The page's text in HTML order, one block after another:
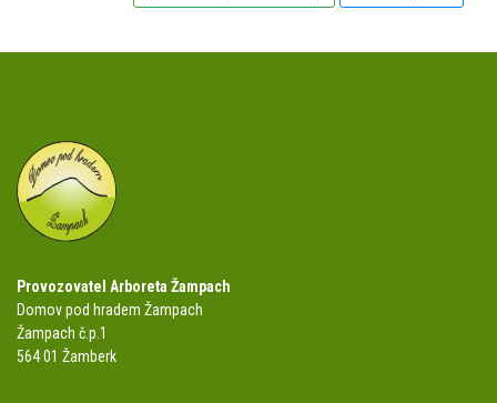
Provozovatel Arboreta Žampach
Domov pod hradem Žampach
Žampach č.p.1
564 01 Žamberk